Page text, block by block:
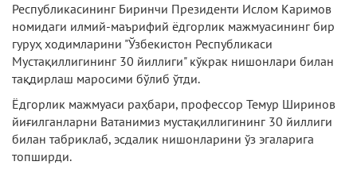
Республикасининг Биринчи Президенти Ислом Каримов
номидаги илмий-маърифий ёдгорлик мажмуасининг бир
гуруҳ ходимларини "Ўзбекистон Республикаси
Мустақиллигининг 30 йиллиги" кўкрак нишонлари билан
тақдирлаш маросими бўлиб ўтди.
Ёдгорлик мажмуаси раҳбари, профессор Темур Ширинов
йиғилганларни Ватанимиз мустақиллигининг 30 йиллиги
билан табриклаб, эсдалик нишонларини ўз эгаларига
топширди.